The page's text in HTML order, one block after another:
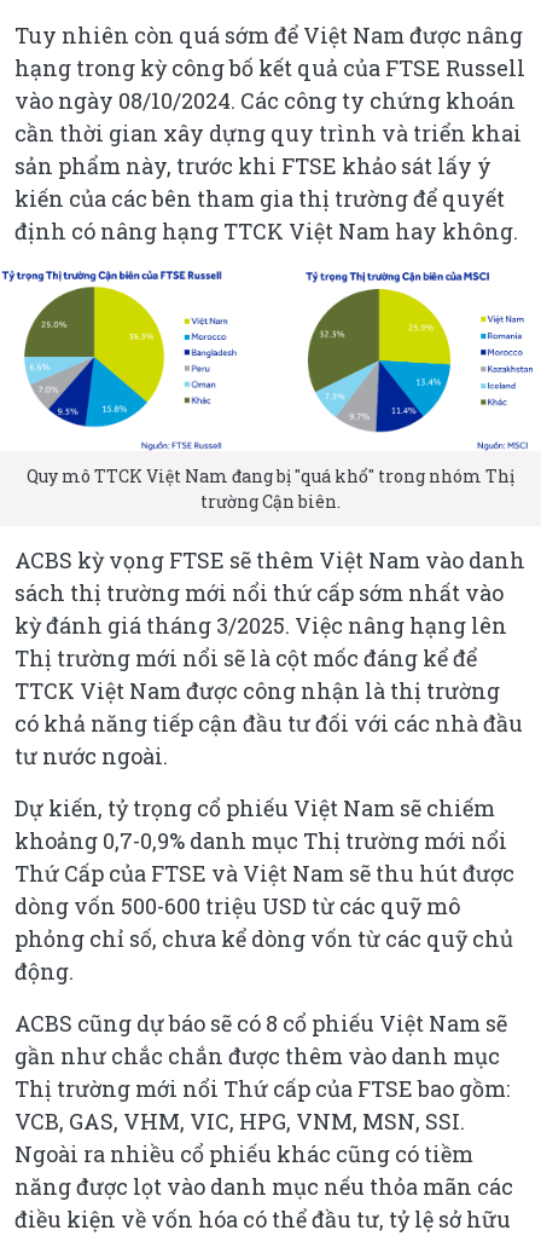
Tuy nhiên còn quá sớm để Việt Nam được nâng
hạng trong kỳ công bố kết quả của FTSE Russell
vào ngày 08/10/2024. Các công ty chứng khoán
cần thời gian xây dựng quy trình và triển khai
sản phẩm này, trước khi FTSE khảo sát lấy ý
kiến của các bên tham gia thị trường để quyết
định có nâng hạng TTCK Việt Nam hay không.
Quy mô TTCK Việt Nam đang bị "quá khổ" trong nhóm Thị
trường Cận biên.
ACBS kỳ vọng FTSE sẽ thêm Việt Nam vào danh
sách thị trường mới nổi thứ cấp sớm nhất vào
kỳ đánh giá tháng 3/2025. Việc nâng hạng lên
Thị trường mới nổi sẽ là cột mốc đáng kể để
TTCK Việt Nam được công nhận là thị trường
có khả năng tiếp cận đầu tư đối với các nhà đầu
tư nước ngoài.
Dự kiến, tỷ trọng cổ phiếu Việt Nam sẽ chiếm
khoảng 0,7-0,9% danh mục Thị trường mới nổi
Thứ Cấp của FTSE và Việt Nam sẽ thu hút được
dòng vốn 500-600 triệu USD từ các quỹ mô
phỏng chỉ số, chưa kể dòng vốn từ các quỹ chủ
động.
ACBS cũng dự báo sẽ có 8 cổ phiếu Việt Nam sẽ
gần như chắc chắn được thêm vào danh mục
Thị trường mới nổi Thứ cấp của FTSE bao gồm:
VCB, GAS, VHM, VIC, HPG, VNM, MSN, SSI.
Ngoài ra nhiều cổ phiếu khác cũng có tiềm
năng được lọt vào danh mục nếu thỏa mãn các
điều kiện về vốn hóa có thể đầu tư, tỷ lệ sở hữu